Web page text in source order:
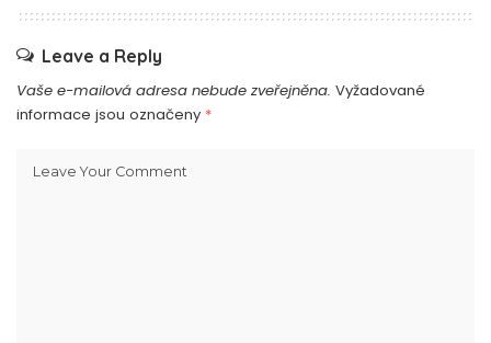
Leave a Reply
Vaše e-mailová adresa nebude zveřejněna. Vyžadované
informace jsou označeny *